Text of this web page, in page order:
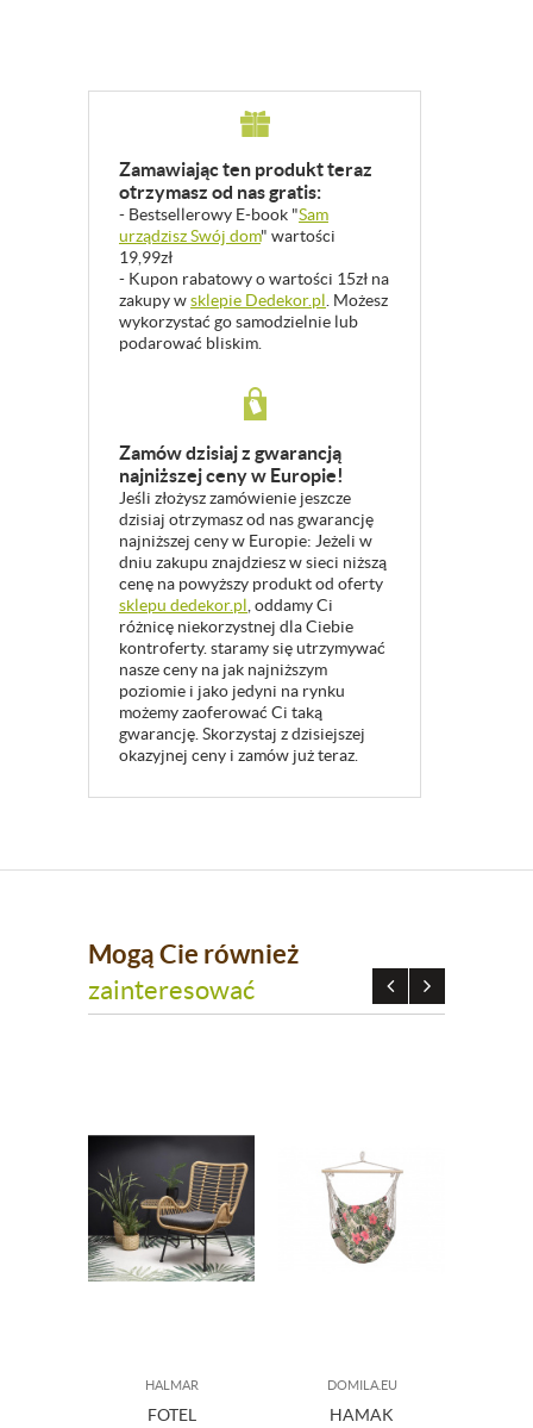
Zamawiając ten produkt teraz
otrzymasz od nas gratis:
- Bestsellerowy E-book "Sam
urządzisz Swój dom" wartości
19,99zł
- Kupon rabatowy o wartości 15zł na
zakupy wsklepie Dedekor.pl. Możesz
wykorzystać go samodzielnie lub
podarować bliskim.
Zamów dzisiaj z gwarancją
najniższej ceny w Europie!
Jeśli złożysz zamówienie jeszcze
dzisiaj otrzymasz od nas gwarancję
najniższej ceny w Europie: Jeżeli w
dniu zakupu znajdziesz w sieci niższą
cenę na powyższy produkt od oferty
sklepu dedekor.pl, oddamy Ci
różnicę niekorzystnej dla Ciebie
kontroferty. staramy się utrzymywać
nasze ceny na jak najniższym
poziomie i jako jedyni na rynku
możemy zaoferować Ci taką
gwarancję. Skorzystaj z dzisiejszej
okazyjnej ceny i zamów już teraz.
Mogą Cie również
zainteresować
HALMAR
FOTEL
DOMILA.EU
HAMAK